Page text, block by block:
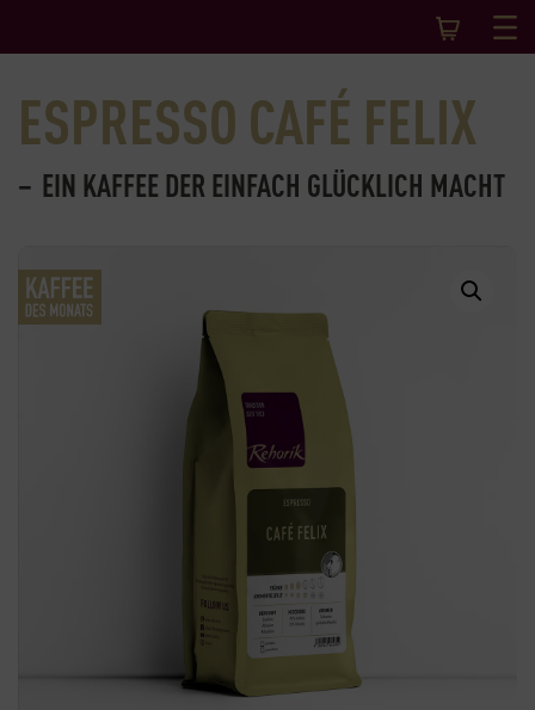
ESPRESSO CAFÉ FELIX
EIN KAFFEE DER EINFACH GLÜCKLICH MACHT